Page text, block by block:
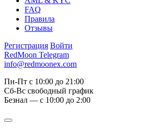
FAQ
Правила
Отзывы
Регистрация Войти
RedMoon Telegram
info@redmoonex.com
Пн-Пт с 10:00 до 21:00
Сб-Вс свободный график
Безнал — с 10:00 до 2:00